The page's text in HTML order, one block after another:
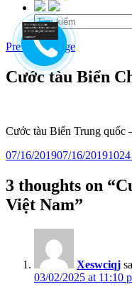
Skip
content
Previous Image
Cước tàu Biển
Cước tàu Biển Trung quốc
Posted
07/16/201907/16/2019Full
3 thoughts on
Việt Nam”
Xeswciqj
03/02/2025 at 11:10